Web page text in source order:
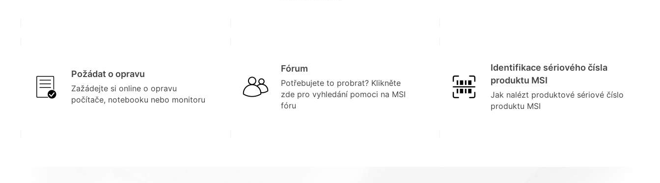
Požádat o opravu
Zažádejte si online o opravu
počítače, notebooku nebo monitoru
Fórum
Potřebujete to probrat? Klikněte
zde pro vyhledání pomoci na MSI
fóru
Identifikace sériového čísla
produktu MSI
Jak nalézt produktové sériové číslo
produktu MSI